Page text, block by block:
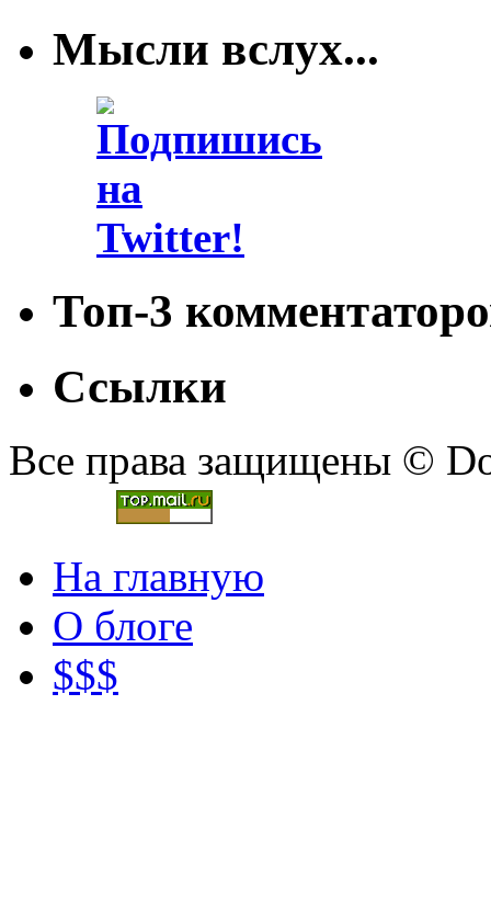
Мысли вслух...
Топ-3
Ссылки
Все права защищены ©
На главную
О блоге
$$$